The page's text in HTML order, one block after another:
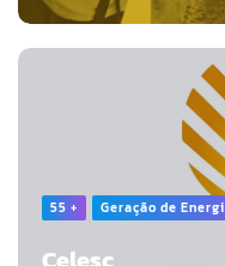
55 + Geração de